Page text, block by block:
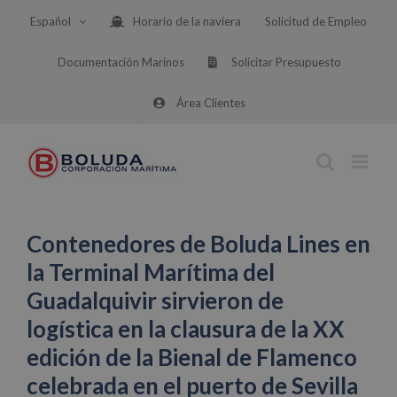
Español Horario de la naviera Solicitud de Empleo
Documentación Marinos Solicitar Presupuesto
Área Clientes
Contenedores de Boluda Lines en
la Terminal Marítima del
Guadalquivir sirvieron de
logística en la clausura de la XX
edición de la Bienal de Flamenco
celebrada en el puerto de Sevilla